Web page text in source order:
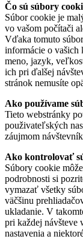
Čo sú súbory
Súbor cookie je
vo vašom počítači
Vďaka tomuto
informácie o vašich
meno, jazyk,
ich pri ďalšej
stránok nemusíte
Ako používame
Tieto webstránky
použivateľských
záujmom
Ako kontrolovať
Súbory cookie
podrobnosti si
vymazať všetky
väčšinu
ukladanie. V
pri každej návšteve
nastavenia a